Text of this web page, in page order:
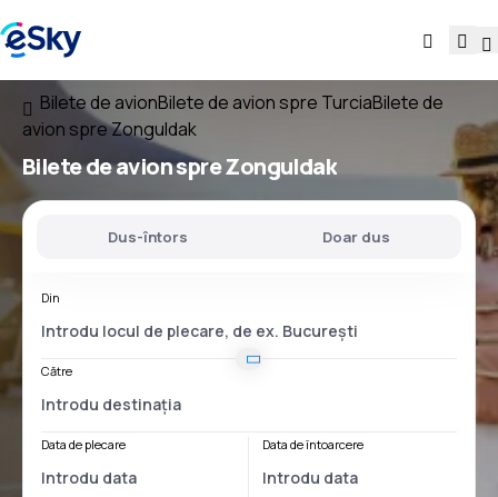
Bilete de avionBilete de avion spre TurciaBilete de
avion spre Zonguldak
Bilete de avion spre Zonguldak
Dus-întors Doar dus
Din
Către
Data de plecare Data de întoarcere